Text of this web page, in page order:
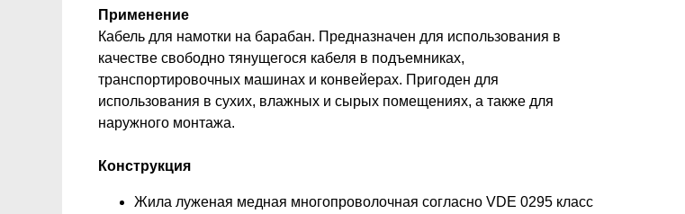
Применение
Кабель для намотки на барабан. Предназначен для использования в
качестве свободно тянущегося кабеля в подъемниках,
транспортировочных машинах и конвейерах. Пригоден для
использования в сухих, влажных и сырых помещениях, а также для
наружного монтажа.
Конструкция
Жила луженая медная многопроволочная согласно VDE 0295 класс